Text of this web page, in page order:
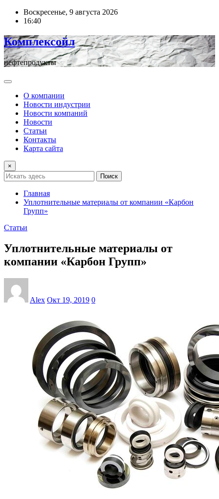
ПерейтиВоскресенье, 9 августа 2026
16:40
Комплексойл
нефтепродукты
О компании
Новости индустрии
Новости компаний
Новости
Статьи
Контакты
Карта сайта
×
Поиск
Главная
Уплотнительные материалы от компании «Карбон
Групп»
Статьи
Уплотнительные материалы от
компании «Карбон Групп»
Alex Окт 19, 2019 0